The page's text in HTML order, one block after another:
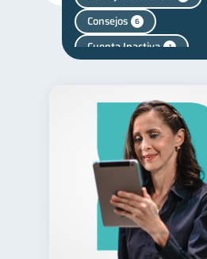
Consejos 6
Cuenta Inactiva 1
inversiones 1
Finanzas personales 44
Educación financiera 31
Finanzas para jóvenes 30
Control de deudas 30
Finanzas familiares 25